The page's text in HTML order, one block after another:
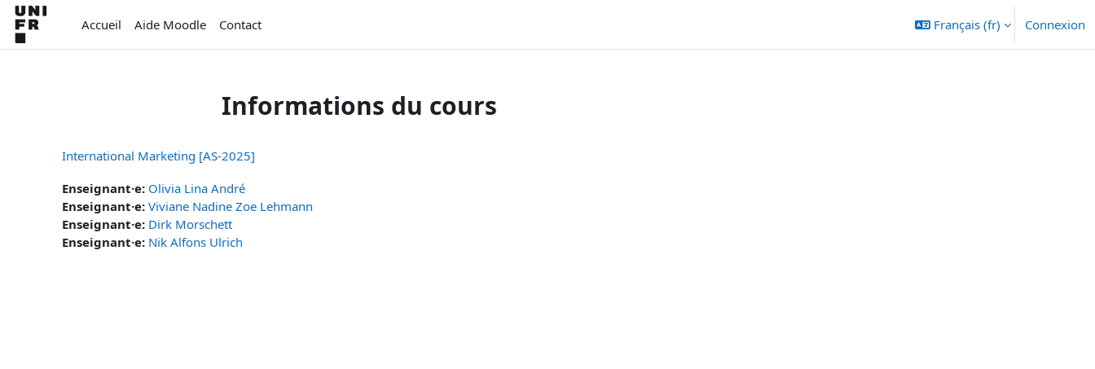
Passer au contenu principal
Accueil
Aide Moodle Contact Français ‎(fr)‎ Connexion
Informations du cours
International Marketing [AS-2025]
Enseignant·e: Olivia Lina André
Enseignant·e: Viviane Nadine Zoe Lehmann
Enseignant·e: Dirk Morschett
Enseignant·e: Nik Alfons Ulrich